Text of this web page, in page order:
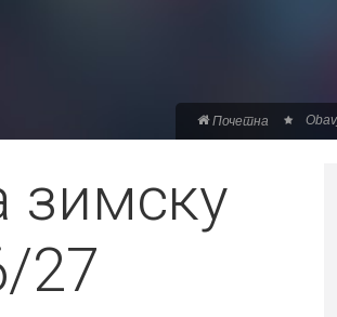
Почетна
зимску
27